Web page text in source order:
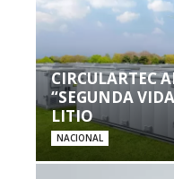
CIRCULARTEC
“SEGUNDA
LITIO
NACIONAL